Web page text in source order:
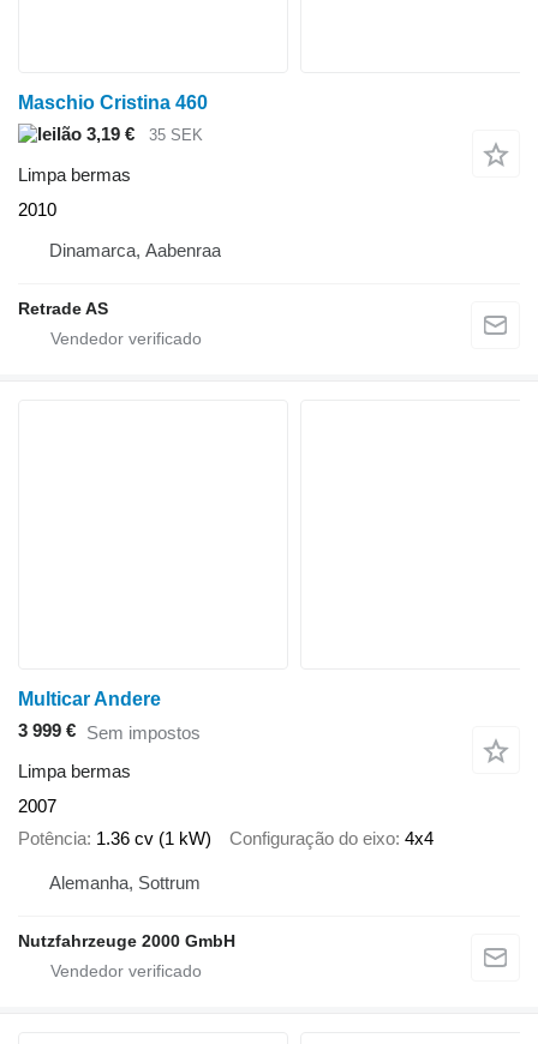
Maschio Cristina 460
3,19 €
35 SEK
Limpa bermas
2010
Dinamarca, Aabenraa
Retrade AS
Multicar Andere
3 999 € Sem impostos
Limpa bermas
2007
Potência 1.36 cv (1 kW) Configuração do eixo 4x4
Alemanha, Sottrum
Nutzfahrzeuge 2000 GmbH